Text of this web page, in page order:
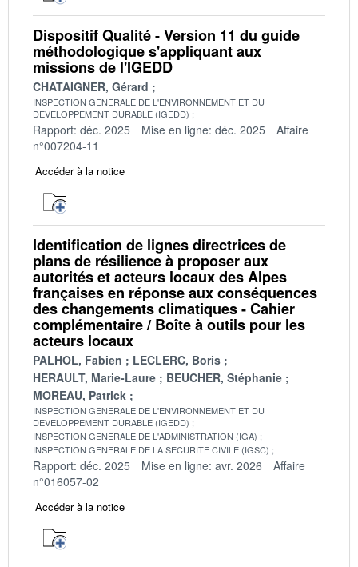
Dispositif Qualité - Version 11 du guide
méthodologique s'appliquant aux
missions de l'IGEDD
CHATAIGNER, Gérard
INSPECTION GENERALE DE L'ENVIRONNEMENT ET DU
DEVELOPPEMENT DURABLE (IGEDD)
Rapport: déc. 2025 Mise en ligne: déc. 2025
Affaire
n°007204-11
Accéder à la notice
Identification de lignes directrices de
plans de résilience à proposer aux
autorités et acteurs locaux des Alpes
françaises en réponse aux conséquences
des changements climatiques - Cahier
complémentaire / Boîte à outils pour les
acteurs locaux
PALHOL, Fabien
LECLERC, Boris
HERAULT, Marie-Laure
BEUCHER, Stéphanie
MOREAU, Patrick
INSPECTION GENERALE DE L'ENVIRONNEMENT ET DU
DEVELOPPEMENT DURABLE (IGEDD)
INSPECTION GENERALE DE L'ADMINISTRATION (IGA)
INSPECTION GENERALE DE LA SECURITE CIVILE (IGSC)
Rapport: déc. 2025 Mise en ligne: avr. 2026
Affaire
n°016057-02
Accéder à la notice